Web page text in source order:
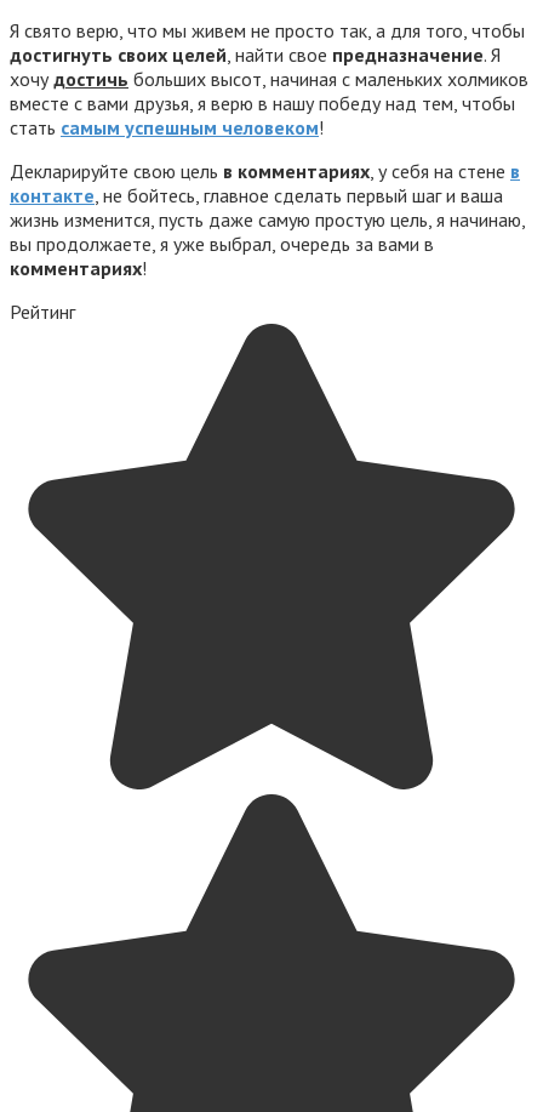
Я свято верю, что мы живем не просто так, а для того, чтобы
достигнуть своих целей , найти свое предназначение. Я
хочудостичь больших высот, начиная с маленьких холмиков
вместе с вами друзья, я верю в нашу победу над тем, чтобы
стать самым успешным человеком!
Декларируйте свою цель в комментариях , у себя на стене в
контакте , не бойтесь, главное сделать первый шаг и ваша
жизнь изменится, пусть даже самую простую цель, я начинаю,
вы продолжаете, я уже выбрал, очередь за вами в
комментариях!
Рейтинг